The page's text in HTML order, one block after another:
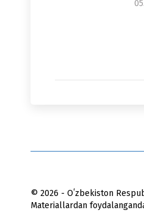
© 2026 - Oʻzbekiston
Materiallardan